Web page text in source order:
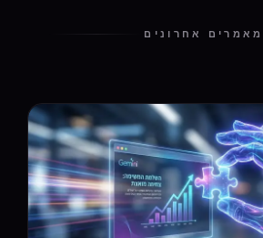
מאמרים אחרונים